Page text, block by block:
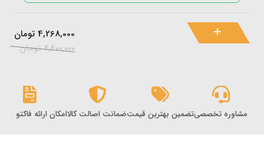
4,268,000 تومان
4,400,000 تومان
مشاوره تخصصیتضمین بهترین قیمتضمانت اصالت کالاامکان ارائه فاکتور